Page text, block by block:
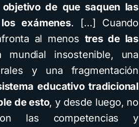
de que saquen las
exámenes. […] Cuando
al menos tres de las
insostenible, una
y una fragmentación
educativo tradicional
de esto, y desde luego, no
las competencias y